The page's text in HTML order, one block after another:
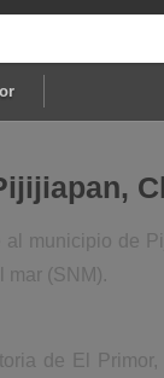
municipio de
mar (SNM).
de El